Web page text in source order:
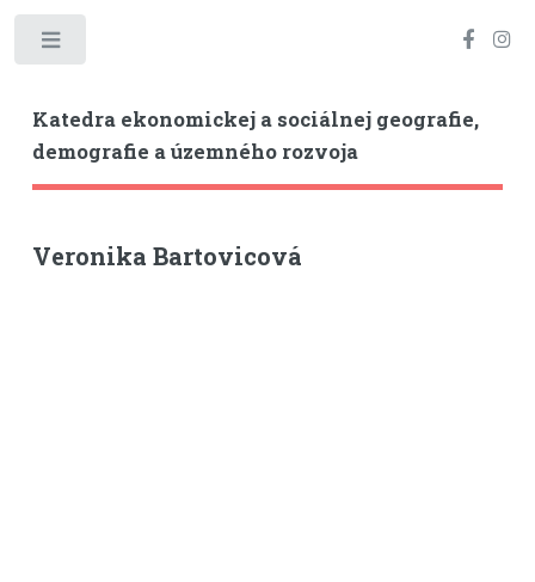
Katedra ekonomickej a sociálnej geografie,
demografie a územného rozvoja
Veronika Bartovicová